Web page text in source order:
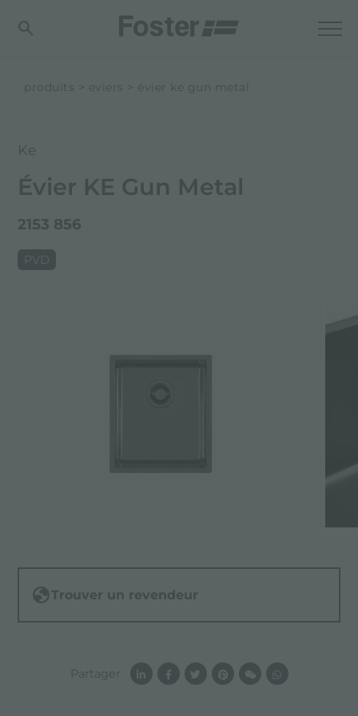
produits eviers évier ke gun metal
Ke
Évier KE Gun Metal
2153 856
PVD
Trouver un revendeur
Partager